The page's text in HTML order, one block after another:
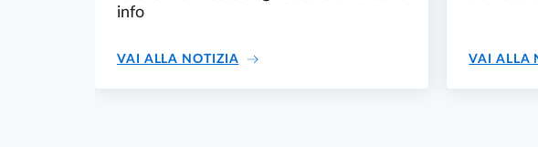
info
VAI ALLA NOTIZIA IL 14 LUGLIO VIA ALLE IMMATRICOLAZIONI
VAI ALLA